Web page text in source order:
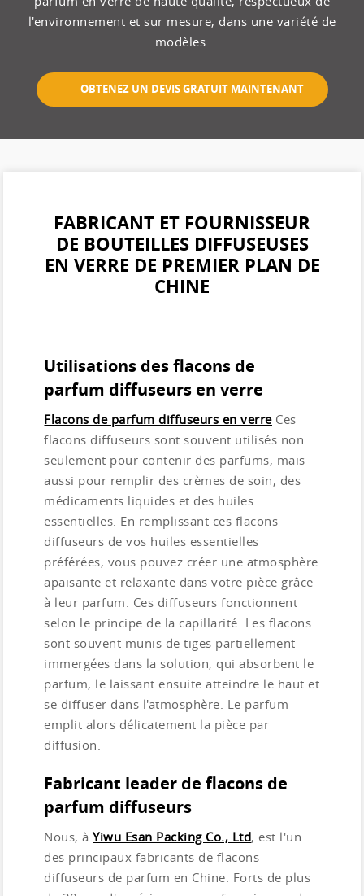
l'environnement et sur mesure, dans une variété de
modèles.
OBTENEZ UN DEVIS GRATUIT MAINTENANT
FABRICANT ET FOURNISSEUR
DE BOUTEILLES DIFFUSEUSES
EN VERRE DE PREMIER PLAN DE
CHINE
Utilisations des flacons de
parfum diffuseurs en verre
Flacons de parfum diffuseurs en verreCes
flacons diffuseurs sont souvent utilisés non
seulement pour contenir des parfums, mais
aussi pour remplir des crèmes de soin, des
médicaments liquides et des huiles
essentielles. En remplissant ces flacons
diffuseurs de vos huiles essentielles
préférées, vous pouvez créer une atmosphère
apaisante et relaxante dans votre pièce grâce
à leur parfum. Ces diffuseurs fonctionnent
selon le principe de la capillarité. Les flacons
sont souvent munis de tiges partiellement
immergées dans la solution, qui absorbent le
parfum, le laissant ensuite atteindre le haut et
se diffuser dans l'atmosphère. Le parfum
emplit alors délicatement la pièce par
diffusion.
Fabricant leader de flacons de
parfum diffuseurs
Nous, àYiwu Esan Packing Co., Ltd, est l'un
des principaux fabricants de flacons
diffuseurs de parfum en Chine. Forts de plus